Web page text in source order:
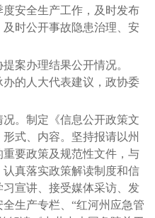
安全生产工作，及时发布
时公开事故隐患治理、安
办理结果公开情况。
的人大代表建议，政协委
。制定《信息公开政策文
式、内容。坚持报请以州
要政策及规范性文件，与
真落实政策解读制度和信
宣讲、接受媒体采访、发
生产专栏、“红河州应急管